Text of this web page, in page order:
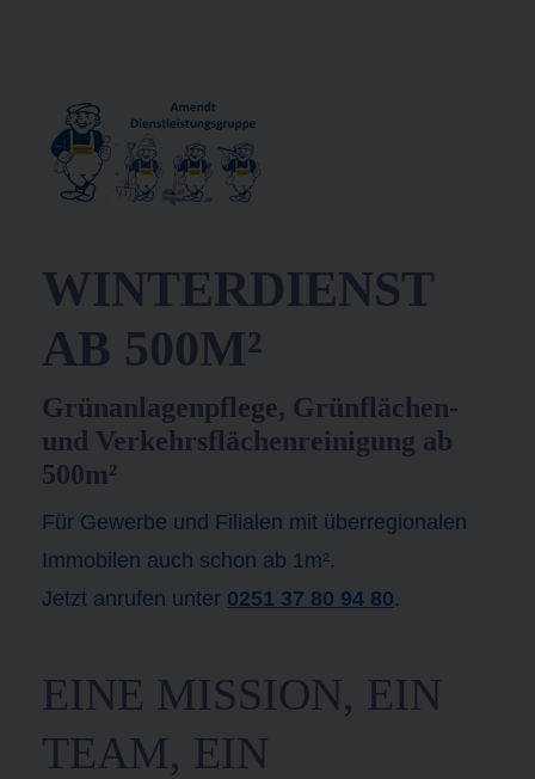
WINTERDIENST
AB 500M²
Grünanlagenpflege, Grünflächen-
und Verkehrsflächenreinigung ab
500m²
Für Gewerbe und Filialen mit überregionalen
Immobilen auch schon ab 1m².
Jetzt anrufen unter 0251 37 80 94 80.
EINE MISSION, EIN
TEAM, EIN